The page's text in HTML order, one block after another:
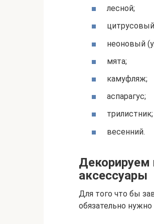
лесной;
неоновый
мята;
камуфляж;
аспарагус;
трилистник;
весенний.
Декорируем
аксессуары
Для того что бы
обязательно